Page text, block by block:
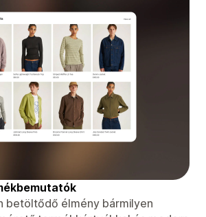
betöltődő élmény bármilyen